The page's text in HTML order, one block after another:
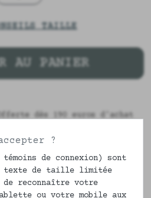
TAILLE
AU PANIER
Offerte dès 190 euros d'achat
c’est l'élégance du
un entrelacement
?
de connexion) sont
texte de taille limitée
de reconnaître votre
ou votre mobile aux